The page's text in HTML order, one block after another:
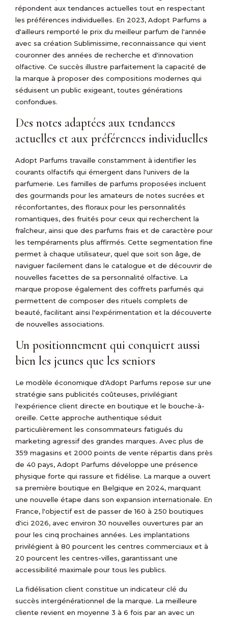
répondent aux tendances actuelles tout en respectant
les préférences individuelles. En 2023, Adopt Parfums a
d'ailleurs remporté le prix du meilleur parfum de l'année
avec sa création Sublimissime, reconnaissance qui vient
couronner des années de recherche et d'innovation
olfactive. Ce succès illustre parfaitement la capacité de
la marque à proposer des compositions modernes qui
séduisent un public exigeant, toutes générations
confondues.
Des notes adaptées aux tendances
actuelles et aux préférences individuelles
Adopt Parfums travaille constamment à identifier les
courants olfactifs qui émergent dans l'univers de la
parfumerie. Les familles de parfums proposées incluent
des gourmands pour les amateurs de notes sucrées et
réconfortantes, des floraux pour les personnalités
romantiques, des fruités pour ceux qui recherchent la
fraîcheur, ainsi que des parfums frais et de caractère pour
les tempéraments plus affirmés. Cette segmentation fine
permet à chaque utilisateur, quel que soit son âge, de
naviguer facilement dans le catalogue et de découvrir de
nouvelles facettes de sa personnalité olfactive. La
marque propose également des coffrets parfumés qui
permettent de composer des rituels complets de
beauté, facilitant ainsi l'expérimentation et la découverte
de nouvelles associations.
Un positionnement qui conquiert aussi
bien les jeunes que les seniors
Le modèle économique d'Adopt Parfums repose sur une
stratégie sans publicités coûteuses, privilégiant
l'expérience client directe en boutique et le bouche-à-
oreille. Cette approche authentique séduit
particulièrement les consommateurs fatigués du
marketing agressif des grandes marques. Avec plus de
359 magasins et 2000 points de vente répartis dans près
de 40 pays, Adopt Parfums développe une présence
physique forte qui rassure et fidélise. La marque a ouvert
sa première boutique en Belgique en 2024, marquant
une nouvelle étape dans son expansion internationale. En
France, l'objectif est de passer de 160 à 250 boutiques
d'ici 2026, avec environ 30 nouvelles ouvertures par an
pour les cinq prochaines années. Les implantations
privilégient à 80 pourcent les centres commerciaux et à
20 pourcent les centres-villes, garantissant une
accessibilité maximale pour tous les publics.
La fidélisation client constitue un indicateur clé du
succès intergénérationnel de la marque. La meilleure
cliente revient en moyenne 3 à 6 fois par an avec un